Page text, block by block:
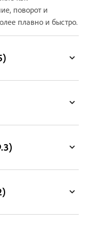
поворот и
плавно и быстро.